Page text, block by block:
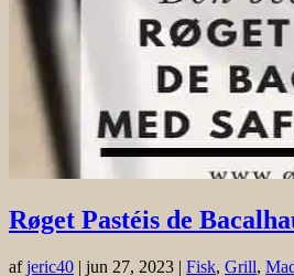
Røget Pastéis de
afjeric40 | jun 27, 2023 | Fisk, Grill,